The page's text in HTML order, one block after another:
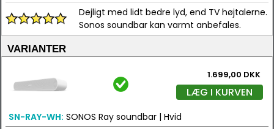
Dejligt med lidt bedre lyd, end TV højtalerne.
Sonos soundbar kan varmt anbefales.
VARIANTER
1.699,00 DKK
LÆG I KURVEN
SN-RAY-WH: SONOS Ray soundbar | Hvid